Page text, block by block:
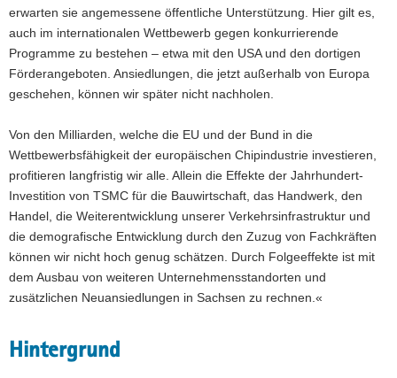
erwarten sie angemessene öffentliche Unterstützung. Hier gilt es,
auch im internationalen Wettbewerb gegen konkurrierende
Programme zu bestehen – etwa mit den USA und den dortigen
Förderangeboten. Ansiedlungen, die jetzt außerhalb von Europa
geschehen, können wir später nicht nachholen.
Von den Milliarden, welche die EU und der Bund in die
Wettbewerbsfähigkeit der europäischen Chipindustrie investieren,
profitieren langfristig wir alle. Allein die Effekte der Jahrhundert-
Investition von TSMC für die Bauwirtschaft, das Handwerk, den
Handel, die Weiterentwicklung unserer Verkehrsinfrastruktur und
die demografische Entwicklung durch den Zuzug von Fachkräften
können wir nicht hoch genug schätzen. Durch Folgeeffekte ist mit
dem Ausbau von weiteren Unternehmensstandorten und
zusätzlichen Neuansiedlungen in Sachsen zu rechnen.«
Hintergrund